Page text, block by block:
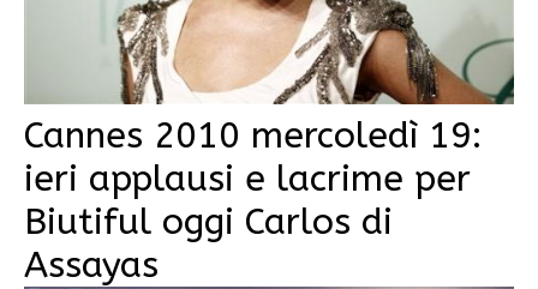
Cannes 2010 mercoledì 19:
ieri applausi e lacrime per
Biutiful oggi Carlos di
Assayas